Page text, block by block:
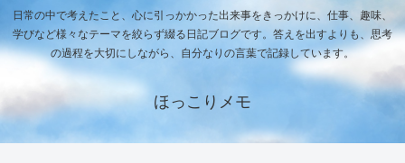
日常の中で考えたこと、心に引っかかった出来事をきっかけに、仕事、趣味、
学びなど様々なテーマを絞らず綴る日記ブログです。答えを出すよりも、思考
の過程を大切にしながら、自分なりの言葉で記録しています。
ほっこりメモ